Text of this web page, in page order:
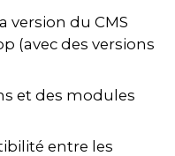
version du CMS
(avec des versions
et des modules
entre les